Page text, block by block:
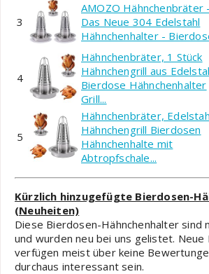
3
AMOZO Hähnchenbräter -
Das Neue 304 Edelstahl
Hähnchenhalter -
4
Hähnchenbräter, 1 Stück
Hähnchengrill aus
Bierdose Hähnchenhalter
Grill...
5
Hähnchenbräter,
Hähnchengrill Bierdosen
Hähnchenhalte mit
Abtropfschale...
Kürzlich hinzugefügte Bierdosen-
(Neuheiten)
Diese Bierdosen-Hähnchenhalter sind
und wurden neu bei uns gelistet. Neue
verfügen meist über keine
durchaus interessant sein.